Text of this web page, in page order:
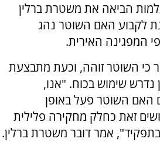
הביאה את משטרת ברלין
לקבוע האם השוטר נהג
המפגינה האירית.
כי השוטר זוהה, וכעת מתבצעת
שימוש בכוח. "אנו,
האם השוטר פעל באופן
זאת כחלק מחקירה פלילית
אמר דובר משטרת ברלין.